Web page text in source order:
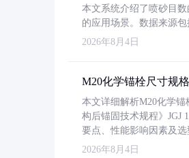
本文系统介绍了喷砂目
的应用场景。数据来源
2026年8月4日
M20化学锚栓尺寸规
本文详细解析M20化学
构后锚固技术规程》JGJ
要点、性能影响因素及选
2026年8月4日